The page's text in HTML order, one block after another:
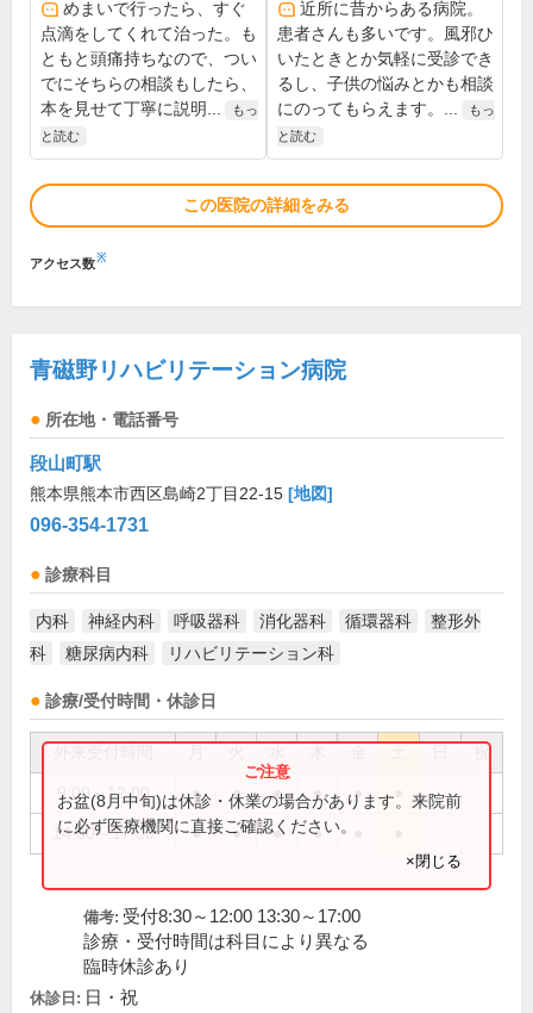
めまいで行ったら、すぐ
点滴をしてくれて治った。も
ともと頭痛持ちなので、つい
でにそちらの相談もしたら、
本を見せて丁寧に説明...
もっ
と読む
近所に昔からある病院。
患者さんも多いです。風邪ひ
いたときとか気軽に受診でき
るし、子供の悩みとかも相談
にのってもらえます。...
もっ
と読む
この医院の詳細をみる
アクセス数※
青磁野リハビリテーション病院
所在地・電話番号
段山町駅
熊本県熊本市西区島崎2丁目22-15 [地図]
096-354-1731
診療科目
内科 神経内科 呼吸器科 消化器科 循環器科
整形外
科
糖尿病内科 リハビリテーション科
診療/受付時間・休診日
祝
9:00～12:00 ● ● ● ● ●
14:00～17:00 ● ● ● ●
お盆(8月中旬)は休診・休業の場合があります。来院前
に必ず医療機関に直接ご確認ください。
×閉じる
備考: 受付8:30～12:00 13:30～17:00
診療・受付時間は科目により異なる
臨時休診あり
休診日: 日・祝